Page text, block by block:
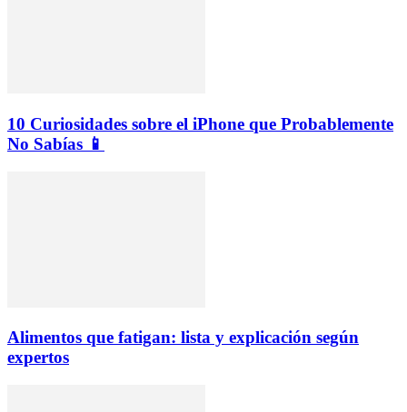
10 Curiosidades sobre el iPhone que Probablemente
No Sabías 📱
Alimentos que fatigan: lista y explicación según
expertos